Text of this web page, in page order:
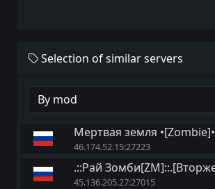
Selection of similar servers
Мертвая земля •[Zombie]•
46.174.52.15:27223
45.136.205.27:27015